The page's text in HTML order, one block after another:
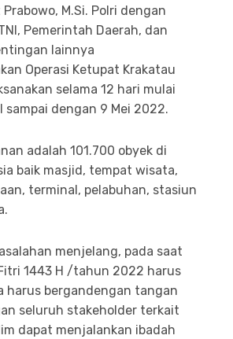
M.Si. Polri dengan
Pemerintah Daerah, dan
lainnya
Operasi Ketupat Krakatau
selama 12 hari mulai
dengan 9 Mei 2022.
adalah 101.700 obyek di
baik masjid, tempat wisata,
terminal, pelabuhan, stasiun
menjelang, pada saat
1443 H /tahun 2022 harus
harus bergandengan tangan
seluruh stakeholder terkait
dapat menjalankan ibadah